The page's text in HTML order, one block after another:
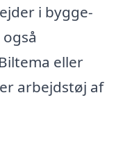
i bygge-
eller
arbejdstøj af